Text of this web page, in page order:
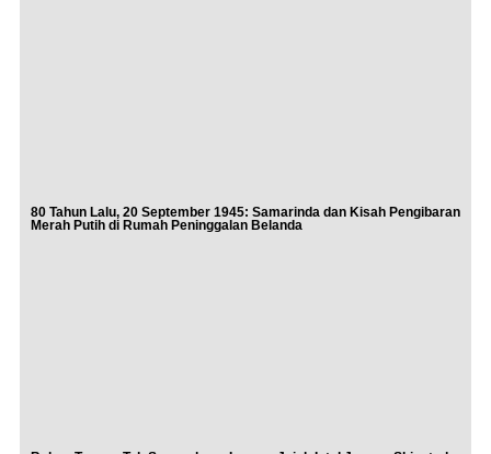
80 Tahun Lalu, 20 September 1945: Samarinda dan Kisah Pengibaran
Merah Putih di Rumah Peninggalan Belanda